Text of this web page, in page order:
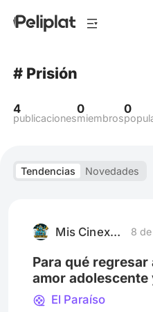
# Prisión
4
publicaciones
0
miembros
0
Tendencias Novedades
Mis Cinexperiencias 8
Para qué
amor
social en Le Paradis
El Paraíso